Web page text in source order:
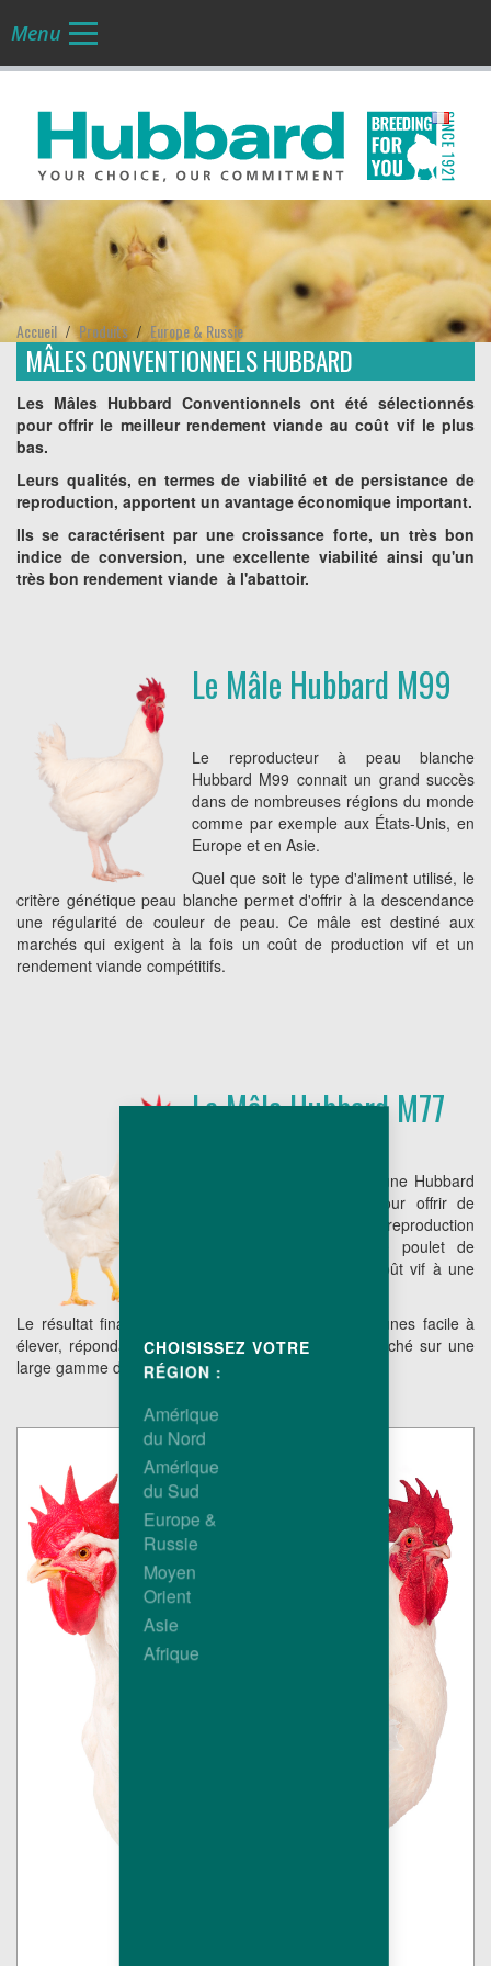
FR
Menu
Accueil/Produits / Europe & Russie
MÂLES CONVENTIONNELS HUBBARD
Les Mâles Hubbard Conventionnels ont été sélectionnés
pour offrir le meilleur rendement viande au coût vif le plus
bas.
Leurs qualités, en termes de viabilité et de persistance de
reproduction, apportent un avantage économique important.
Ils se caractérisent par une croissance forte, un très bon
indice de conversion, une excellente viabilité ainsi qu'un
très bon rendement viande à l'abattoir.
Le Mâle Hubbard M99
Le reproducteur à peau blanche
Hubbard M99 connait un grand succès
dans de nombreuses régions du monde
comme par exemple aux États-Unis, en
Europe et en Asie.
Quel que soit le type d'aliment utilisé, le
critère génétique peau blanche permet d'offrir à la descendance
une régularité de couleur de peau. Ce mâle est destiné aux
marchés qui exigent à la fois un coût de production vif et un
rendement viande compétitifs.
Le Mâle Hubbard M77
Le reproducteur à peau jaune Hubbard
M77 a été sélectionné pour offrir de
bonnes performances de reproduction
ainsi qu'une descendance poulet de
chair associant un faible coût vif à une
Le résultat final est un poulet de chair à pattes jaunes facile à
élever, répondant parfaitement aux objectifs de marché sur une
large gamme de poids.
CHOISISSEZ VOTRE
RÉGION :
Amérique
du Nord
Amérique
du Sud
Europe &
Russie
Moyen
Orient
Asie
Afrique